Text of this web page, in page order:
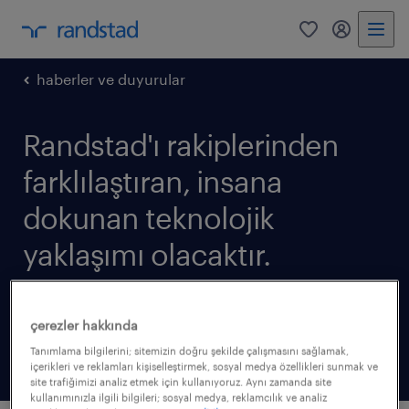
0 my
haberler ve duyurular
Randstad'ı rakiplerinden
farklılaştıran, insana
dokunan teknolojik
yaklaşımı olacaktır.
makaleleri paylaş:
çerezler hakkında
Tanımlama bilgilerini; sitemizin doğru şekilde çalışmasını sağlamak,
içerikleri ve reklamları kişiselleştirmek, sosyal medya özellikleri sunmak ve
site trafiğimizi analiz etmek için kullanıyoruz. Aynı zamanda site
kullanımınızla ilgili bilgileri; sosyal medya, reklamcılık ve analiz